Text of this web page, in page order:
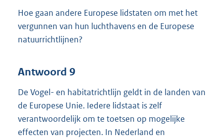
Hoe gaan andere Europese lidstaten om met het
vergunnen van hun luchthavens en de Europese
natuurrichtlijnen?
Antwoord 9
De Vogel- en habitatrichtlijn geldt in de landen van
de Europese Unie. Iedere lidstaat is zelf
verantwoordelijk om te toetsen op mogelijke
effecten van projecten. In Nederland en